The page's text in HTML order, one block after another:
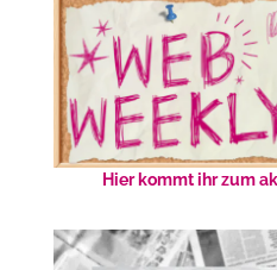
Hier kommt ihr zum